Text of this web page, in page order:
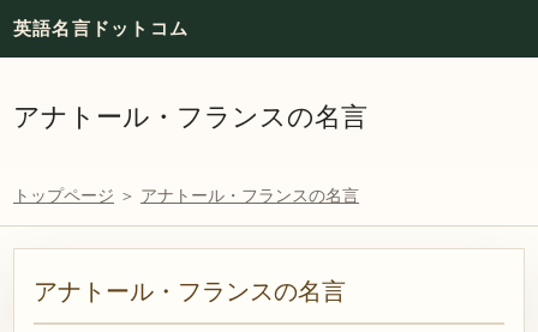
英語名言ドットコム
アナトール・フランスの名言
トップページ ＞ アナトール・フランスの名言
アナトール・フランスの名言